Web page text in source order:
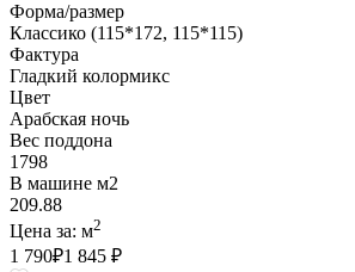
Форма/размер
Классико (115*172, 115*115)
Фактура
Гладкий колормикс
Цвет
Арабская ночь
Вес поддона
1798
В машине м2
209.88
Цена за: м2
1 790₽1 845 ₽